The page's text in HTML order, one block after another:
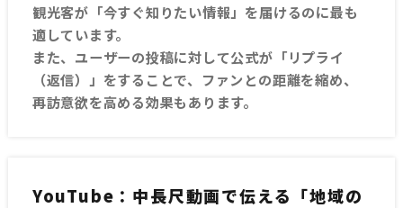
観光客が「今すぐ知りたい情報」を届けるのに最も
適しています。
また、ユーザーの投稿に対して公式が「リプライ
（返信）」をすることで、ファンとの距離を縮め、
再訪意欲を高める効果もあります。
YouTube：中長尺動画で伝える「地域の